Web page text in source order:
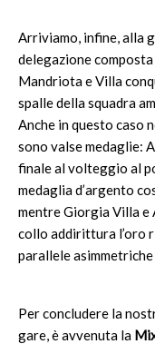
Arriviamo, infine, alla
delegazione
Mandriota e Villa
spalle della squadra
Anche in questo caso
sono valse medaglie:
finale al volteggio al
medaglia d’argento
mentre Giorgia Villa e
collo addirittura l’oro
parallele
Per concludere la
gare, è avvenuta la